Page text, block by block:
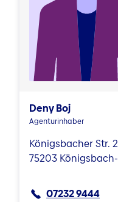
Deny Boj
Agenturinhaber
Königsbacher Str.
75203
07232 9444